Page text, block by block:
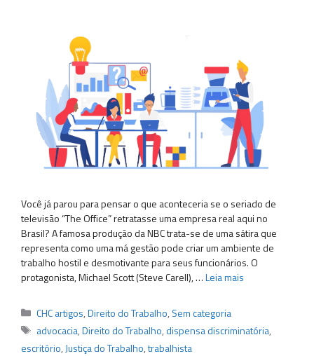
Você já parou para pensar o que aconteceria se o seriado de
televisão “The Office” retratasse uma empresa real aqui no
Brasil? A famosa produção da NBC trata-se de uma sátira que
representa como uma má gestão pode criar um ambiente de
trabalho hostil e desmotivante para seus funcionários. O
protagonista, Michael Scott (Steve Carell), …Leia mais
Categorias
CHC artigos,Direito do Trabalho, Sem categoria
Tags
advocacia,Direito do Trabalho,dispensa discriminatória,
escritório, Justiça do Trabalho,trabalhista